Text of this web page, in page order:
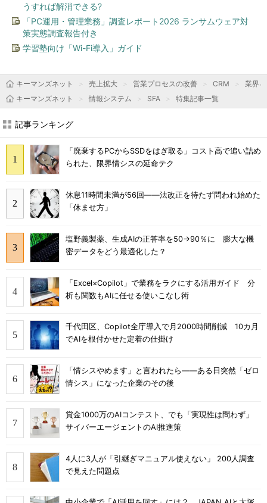
うすれば解消できる?
「PC運用・管理業務」調査レポート2026 ランサムウェア対
策実態調査報告付き
学習塾向け「Wi-Fi導入」ガイド
キーマンズネット 売上拡大 営業プロセスの改善 CRM
業界
キーマンズネット
情報システム SFA 特集記事一覧
記事ランキング
「廃棄するPCからSSDをはぎ取る」コスト高で追い詰め
られた、限界情シスの延命テク
休息11時間未満が56回――法改正を待たず問われ始めた
「休ませ方」
塩野義製薬、生成AIの正答率を50→90％に 膨大な機
密データをどう最適化した？
「Excel×Copilot」で業務をラクにする活用ガイド 分
析も関数もAIに任せる使いこなし術
千代田区、Copilot全庁導入で月2000時間削減 10カ月
でAIを根付かせた定着の仕掛け
「情シスやめます」と言われたら――ある日突然「ゼロ
情シス」になった企業のその後
賞金1000万のAIコンテスト、でも「実現性は問わず」
サイバーエージェントのAI推進策
4人に3人が「引継ぎマニュアル使えない」 200人調査
で見えた問題点